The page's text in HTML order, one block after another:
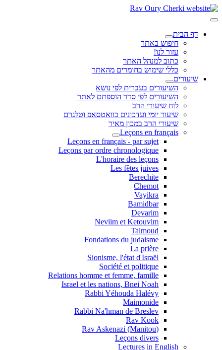
דף הבית
חיפוש באתר
עזור לנו!
כתוב למנהל האתר
כללי שימוש בחומרים מהאתר
שיעורים
השיעורים בעברית לפי נושא
השיעורים לפי סדר הוספתם לאתר
לוח שיעורי הרב
שיעור יומי ועדכונים בוואטסאפ וטלגרם
שיעורי הרב במכון מאיר
Leçons en français
Leçons en français - par sujet
Leçons par ordre chronologique
L'horaire des leçons
Les fêtes juives
Berechite
Chemot
Vayikra
Bamidbar
Devarim
Neviim et Ketouvim
Talmoud
Fondations du judaisme
La prière
Sionisme, l'état d'Israël
Société et politique
Relations homme et femme, famille
Israel et les nations, Bnei Noah
Rabbi Yéhouda Halévy
Maimonide
Rabbi Na'hman de Breslev
Rav Kook
(Rav Askenazi (Manitou
Leçons divers
Lectures in English